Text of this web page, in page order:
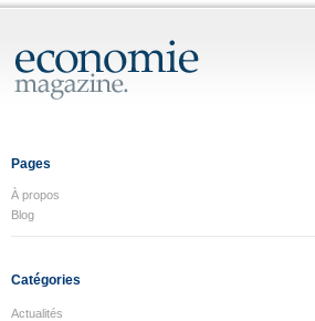
Pages
À propos
Blog
Catégories
Actualités